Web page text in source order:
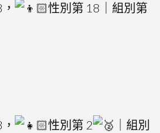
性別第 18｜組別第
性別第 2
｜組別